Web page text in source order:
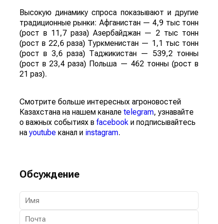
Высокую динамику спроса показывают и другие
традиционные рынки: Афганистан — 4,9 тыс тонн
(рост в 11,7 раза) Азербайджан — 2 тыс тонн
(рост в 22,6 раза) Туркменистан — 1,1 тыс тонн
(рост в 3,6 раза) Таджикистан — 539,2 тонны
(рост в 23,4 раза) Польша — 462 тонны (рост в
21 раз).
Смотрите больше интересных агроновостей
Казахстана на нашем канале telegram, узнавайте
о важных событиях в facebook и подписывайтесь
наyoutube канал и instagram.
Обсуждение